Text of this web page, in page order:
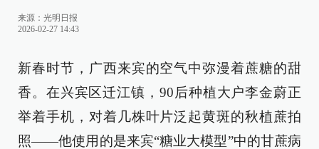
来源： 光明日报
2026-02-27 14:43
新春时节，广西来宾的空气中弥漫着蔗糖的甜
香。在兴宾区迁江镇，90后种植大户李金蔚正
举着手机，对着几株叶片泛起黄斑的秋植蔗拍
照——他使用的是来宾“糖业大模型”中的甘蔗病